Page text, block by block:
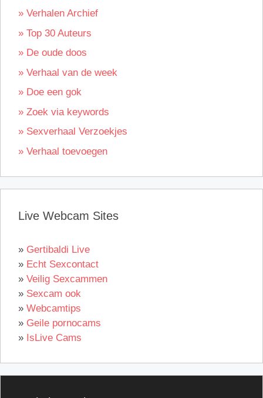
» Verhalen Archief
» Top 30 Auteurs
» De oude doos
» Verhaal van de week
» Doe een gok
» Zoek via keywords
» Sexverhaal Verzoekjes
» Verhaal toevoegen
Live Webcam Sites
» Gertibaldi Live
» Echt Sexcontact
» Veilig Sexcammen
» Sexcam ook
» Webcamtips
» Geile pornocams
» IsLive Cams